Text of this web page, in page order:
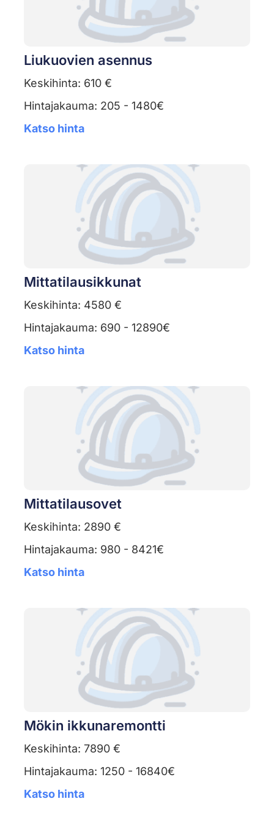
Liukuovien asennus
Keskihinta: 610 €
Hintajakauma: 205 - 1480€
Katso hinta
Mittatilausikkunat
Keskihinta: 4580 €
Hintajakauma: 690 - 12890€
Katso hinta
Mittatilausovet
Keskihinta: 2890 €
Hintajakauma: 980 - 8421€
Katso hinta
Mökin ikkunaremontti
Keskihinta: 7890 €
Hintajakauma: 1250 - 16840€
Katso hinta